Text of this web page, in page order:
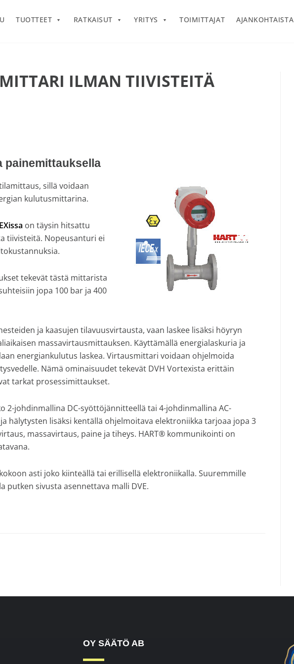
TUOTTEET RATKAISUT YRITYS TOIMITTAJAT AJANKOHTAISTA
ILMAN TIIVISTEITÄ
painemittauksella
sillä voidaan
kulutusmittarina.
on täysin hitsattu
tiivisteitä. Nopeusanturi ei
tekevät tästä mittarista
jopa 100 bar ja 400
ja kaasujen tilavuusvirtausta, vaan laskee lisäksi höyryn
massavirtausmittauksen. Käyttämällä energialaskuria ja
energiankulutus laskea. Virtausmittari voidaan ohjelmoida
Nämä ominaisuudet tekevät DVH Vortexista erittäin
tarkat prosessimittaukset.
2-johdinmallina DC-syöttöjännitteellä tai 4-johdinmallina AC-
hälytysten lisäksi kentällä ohjelmoitava elektroniikka tarjoaa jopa 3
massavirtaus, paine ja tiheys. HART® kommunikointi on
asti joko kiinteällä tai erillisellä elektroniikalla. Suuremmille
putken sivusta asennettava malli DVE.
OY SÄÄTÖ AB